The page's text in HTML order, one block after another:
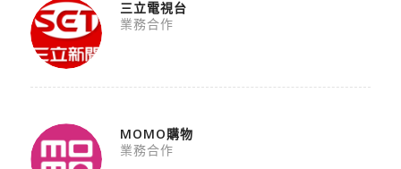
三立電視台
業務合作
MOMO購物
業務合作